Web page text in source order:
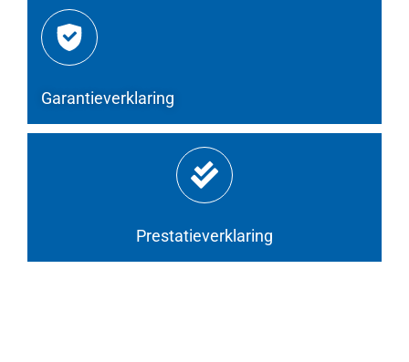
Garantieverklaring
Prestatieverklaring